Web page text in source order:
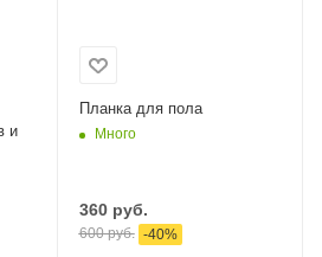
и
Планка для пола
Много
360руб.
600руб. -40%